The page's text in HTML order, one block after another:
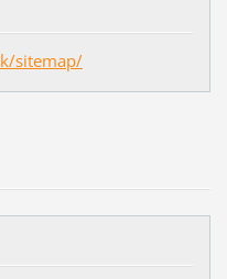
sitemap/